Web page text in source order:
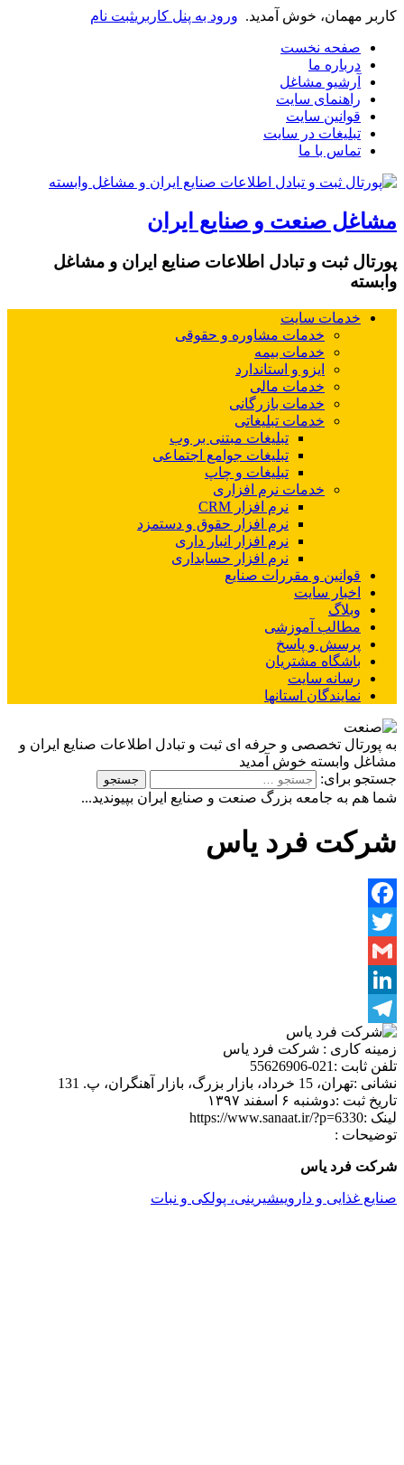
کاربر مهمان، خوش آمدید. ورود به پنل کاربریثبت نام
صفحه نخست
درباره ما
آرشیو مشاغل
راهنمای سایت
قوانین سایت
تبلیغات در سایت
تماس با ما
مشاغل صنعت و صنایع ایران
پورتال ثبت و تبادل اطلاعات صنایع ایران و مشاغل
وابسته
خدمات سایت
خدمات مشاوره و حقوقی
خدمات بیمه
ایزو و استاندارد
خدمات مالی
خدمات بازرگانی
خدمات تبلیغاتی
تبلیغات مبتنی بر وب
تبلیغات جوامع اجتماعی
تبلیغات و چاپ
خدمات نرم افزاری
نرم افزار CRM
نرم افزار حقوق و دستمزد
نرم افزار انبار داری
نرم افزار حسابداری
قوانین و مقررات صنایع
اخبار سایت
وبلاگ
مطالب آموزشی
پرسش و پاسخ
باشگاه مشتریان
رسانه سایت
نمایندگان استانها
به پورتال تخصصی و حرفه ای ثبت و تبادل اطلاعات صنایع ایران و
مشاغل وابسته خوش آمدید
جستجو برای:
شما هم به جامعه بزرگ صنعت و صنایع ایران بپیوندید...
شرکت فرد یاس
Facebook
Twitter
Gmail
LinkedIn
Telegram
زمینه کاری : شرکت فرد یاس
تلفن ثابت :021-55626906
نشانی :تهران، 15 خرداد، بازار بزرگ، بازار آهنگران، پ. 131
تاریخ ثبت :دوشنبه ۶ اسفند ۱۳۹۷
لینک :https://www.sanaat.ir/?p=6330
توضیحات :
شرکت فرد یاس
صنایع غذایی و داروییشیرینی، پولکی و نبات